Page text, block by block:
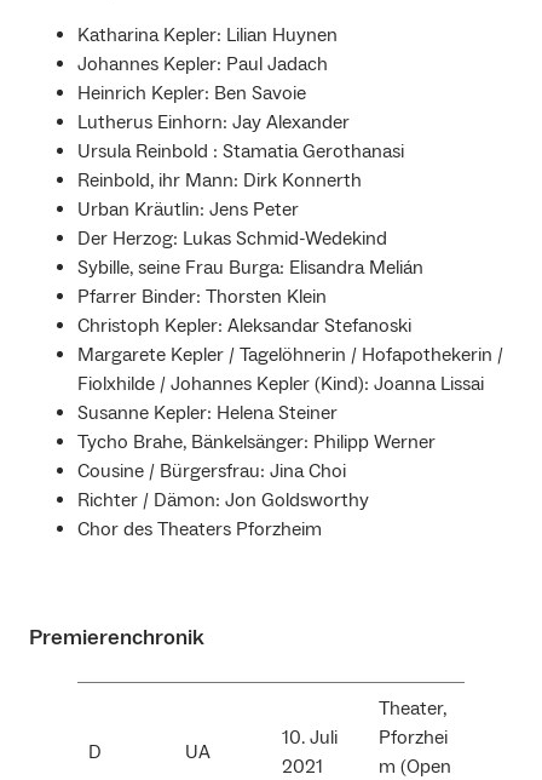
Katharina Kepler: Lilian Huynen
Johannes Kepler: Paul Jadach
Heinrich Kepler: Ben Savoie
Lutherus Einhorn: Jay Alexander
Ursula Reinbold : Stamatia Gerothanasi
Reinbold, ihr Mann: Dirk Konnerth
Urban Kräutlin: Jens Peter
Der Herzog: Lukas Schmid-Wedekind
Sybille, seine Frau Burga: Elisandra Melián
Pfarrer Binder: Thorsten Klein
Christoph Kepler: Aleksandar Stefanoski
Margarete Kepler / Tagelöhnerin / Hofapothekerin /
Fiolxhilde / Johannes Kepler (Kind): Joanna Lissai
Susanne Kepler: Helena Steiner
Tycho Brahe, Bänkelsänger: Philipp Werner
Cousine / Bürgersfrau: Jina Choi
Richter / Dämon: Jon Goldsworthy
Chor des Theaters Pforzheim
Premierenchronik
D UA
10. Juli
2021
Theater,
Pforzhei
m (Open